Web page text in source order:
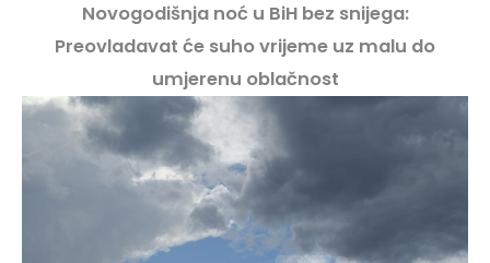
Novogodišnja noć u BiH bez snijega:
Preovladavat će suho vrijeme uz malu do
umjerenu oblačnost